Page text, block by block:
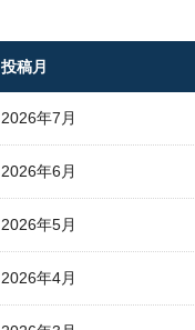
投稿月
2026年7月
2026年6月
2026年5月
2026年4月